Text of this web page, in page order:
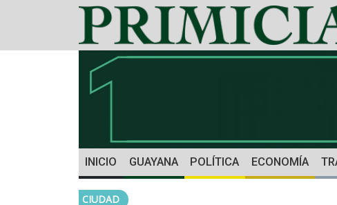
INICIO GUAYANA POLÍTICA ECONOMÍA
CIUDAD